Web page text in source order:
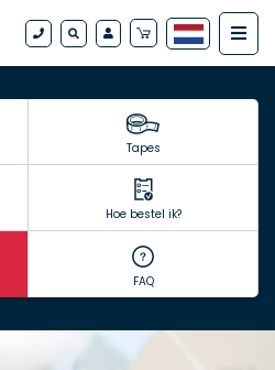
Tapes
Hoe bestel ik?
FAQ